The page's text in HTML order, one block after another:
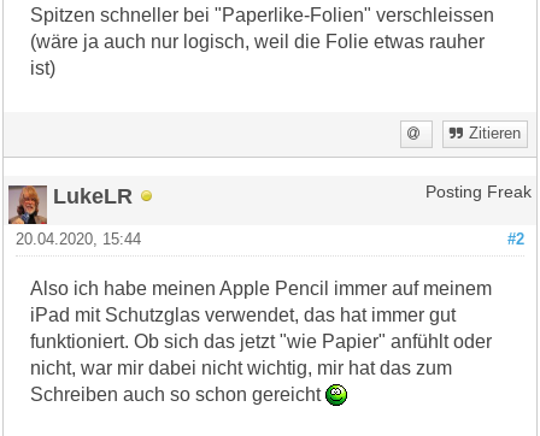
Spitzen schneller bei "Paperlike-Folien" verschleissen
(wäre ja auch nur logisch, weil die Folie etwas rauher
ist)
Zitieren
LukeLR Posting Freak
#2
20.04.2020, 15:44
Also ich habe meinen Apple Pencil immer auf meinem
iPad mit Schutzglas verwendet, das hat immer gut
funktioniert. Ob sich das jetzt "wie Papier" anfühlt oder
nicht, war mir dabei nicht wichtig, mir hat das zum
Schreiben auch so schon gereicht